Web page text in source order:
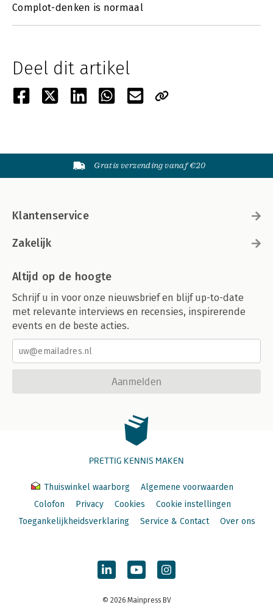
Complot-denken is normaal
Deel dit artikel
Gratis verzending vanaf €20
Klantenservice
Zakelijk
Altijd op de hoogte
Schrijf u in voor onze nieuwsbrief en blijf up-to-date
met relevante interviews en recensies, inspirerende
events en de beste acties.
Aanmelden
PRETTIG KENNIS MAKEN
Thuiswinkel waarborg
Algemene voorwaarden
Colofon
Privacy Cookies
Cookie instellingen
Toegankelijkheidsverklaring
Service & Contact Over ons
© 2026 Mainpress BV